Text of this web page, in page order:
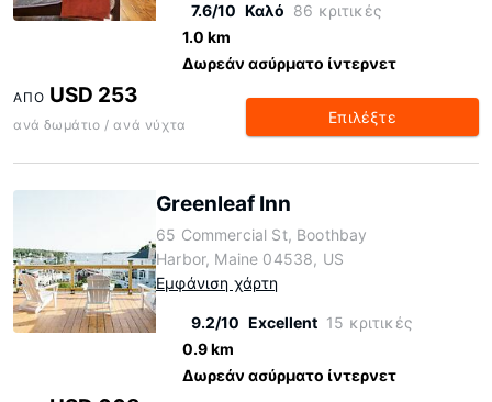
7.6/10 Καλό 86 κριτικές
1.0 km
Δωρεάν ασύρματο ίντερνετ
ΑΠΌ USD 253
ανά δωμάτιο / ανά νύχτα Επιλέξτε
Greenleaf Inn
65 Commercial St, Boothbay
Harbor, Maine 04538, US
Εμφάνιση χάρτη
9.2/10 Excellent 15 κριτικές
0.9 km
Δωρεάν ασύρματο ίντερνετ